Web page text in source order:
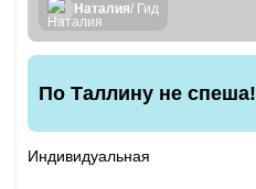
Наталия/ Гид
По Таллину не спеша!
Индивидуальная